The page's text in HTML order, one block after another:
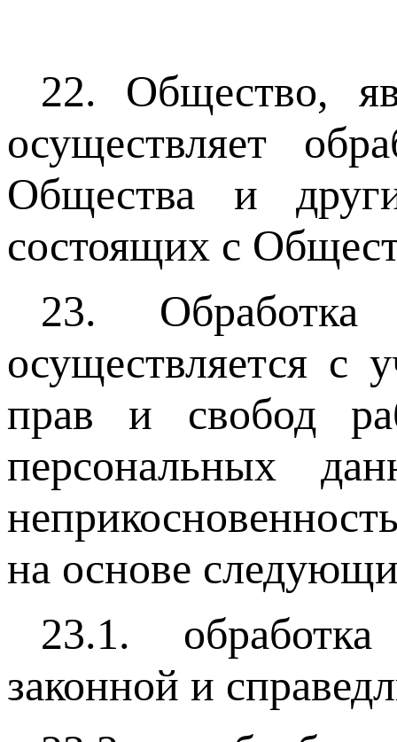
22. Общество,
осуществляет
Общества и
состоящих с
23.
осуществляется с
прав и свобод
персональных
на основе
23.1. обработка
законной и